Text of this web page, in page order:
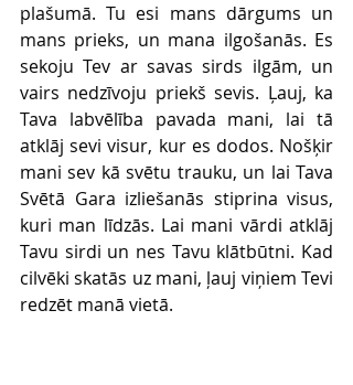
plašumā. Tu esi mans dārgums un
mans prieks, un mana ilgošanās. Es
sekoju Tev ar savas sirds ilgām, un
vairs nedzīvoju priekš sevis. Ļauj, ka
Tava labvēlība pavada mani, lai tā
atklāj sevi visur, kur es dodos. Nošķir
mani sev kā svētu trauku, un lai Tava
Svētā Gara izliešanās stiprina visus,
kuri man līdzās. Lai mani vārdi atklāj
Tavu sirdi un nes Tavu klātbūtni. Kad
cilvēki skatās uz mani, ļauj viņiem Tevi
redzēt manā vietā.